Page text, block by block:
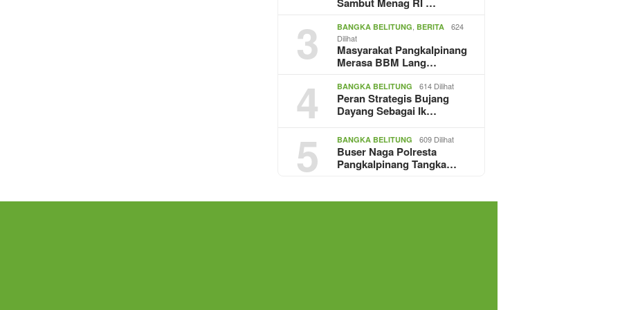
3 BANGKA BELITUNG BERITA
624
Dilihat
Masyarakat Pangkalpinang
Merasa BBM Lang…
4 BANGKA BELITUNG 614 Dilihat
Peran Strategis Bujang
Dayang Sebagai Ik…
5 BANGKA BELITUNG 609 Dilihat
Buser Naga Polresta
Pangkalpinang Tangka…